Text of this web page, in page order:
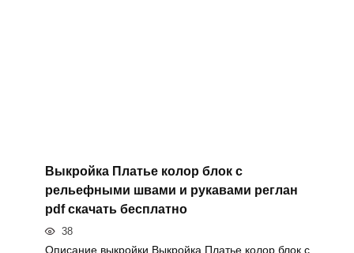
Выкройка Платье колор блок с
рельефными швами и рукавами реглан
pdf скачать бесплатно
38
Описание выкройки Выкройка Платье колор блок с